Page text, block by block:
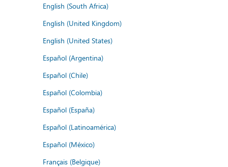
English (South Africa)
English (United Kingdom)
English (United States)
Español (Argentina)
Español (Chile)
Español (Colombia)
Español (España)
Español (Latinoamérica)
Español (México)
Français (Belgique)